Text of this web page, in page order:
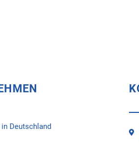
Deutschland